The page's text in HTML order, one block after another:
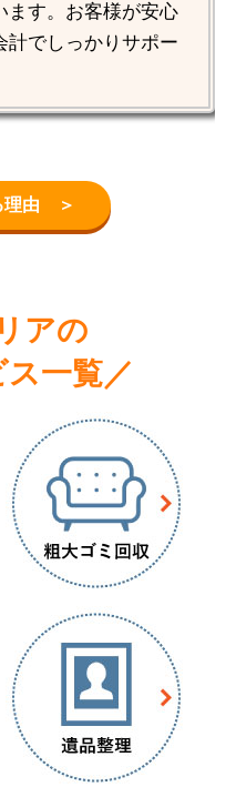
ます。お客様が安心
計でしっかりサポー
理由 ＞
アの
一覧／